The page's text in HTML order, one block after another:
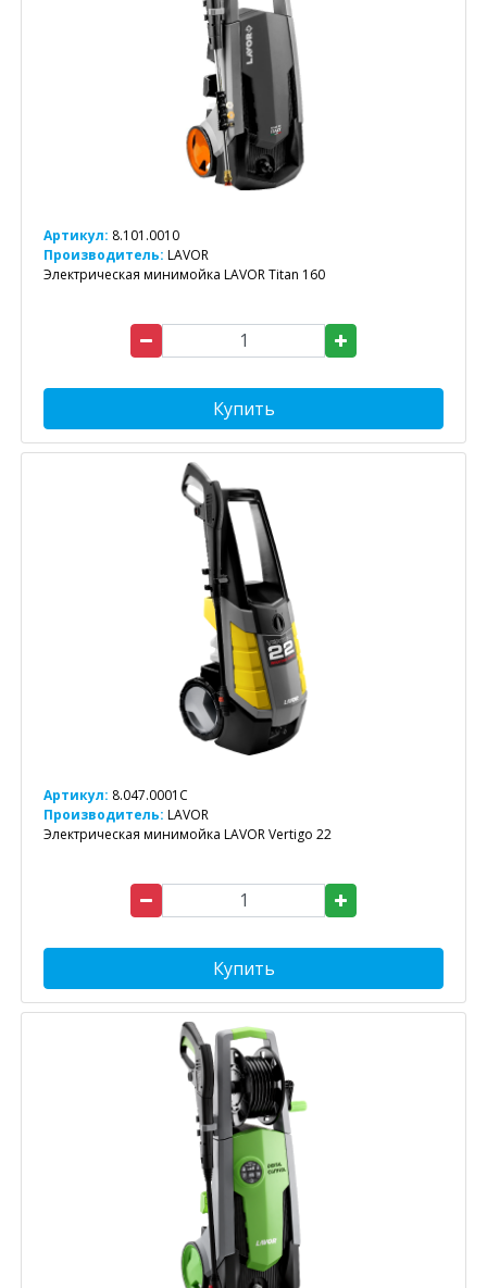
Артикул: 8.101.0010
Производитель: LAVOR
Электрическая минимойка LAVOR Titan 160
Купить
Артикул: 8.047.0001C
Производитель: LAVOR
Электрическая минимойка LAVOR Vertigo 22
Купить